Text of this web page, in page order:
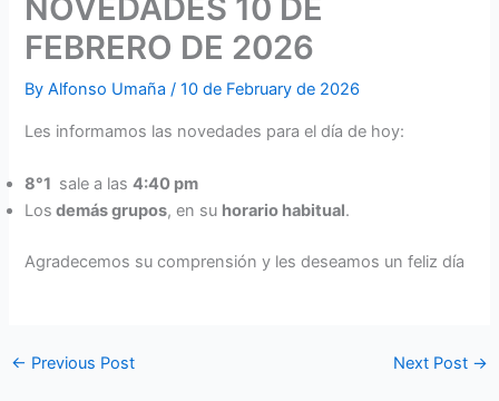
NOVEDADES 10 DE
FEBRERO DE 2026
ByAlfonso Umaña/10 de February de 2026
Les informamos las novedades para el día de hoy:
8°1 sale a las4:40 pm
Los demás grupos, en su horario habitual.
Agradecemos su comprensión y les deseamos un feliz día
← Previous Post Next Post →